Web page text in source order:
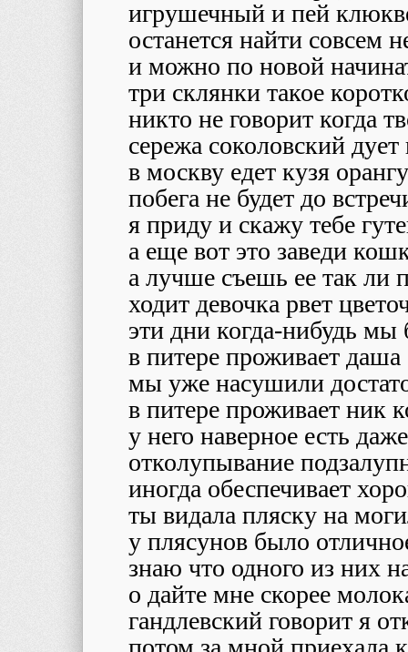
игрушечный и пей
останется найти совсем
и можно по новой
три склянки такое
никто не говорит когда
сережа соколовский дует
в москву едет кузя
побега не будет до
я приду и скажу тебе
а еще вот это заведи
а лучше съешь ее так ли
ходит девочка рвет
эти дни когда-нибудь мы
в питере проживает даша
мы уже насушили
в питере проживает ник
у него наверное есть
отколупывание
иногда обеспечивает
ты видала пляску на
у плясунов было
знаю что одного из них
о дайте мне скорее
гандлевский говорит я